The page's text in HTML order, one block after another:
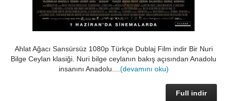
Ahlat Ağacı Sansürsüz 1080p Türkçe Dublaj Film indir Bir Nuri
Bilge Ceylan klasiği. Nuri bilge ceylanın bakış açısından Anadolu
insanını Anadolu.... (devamını oku)
Full indir